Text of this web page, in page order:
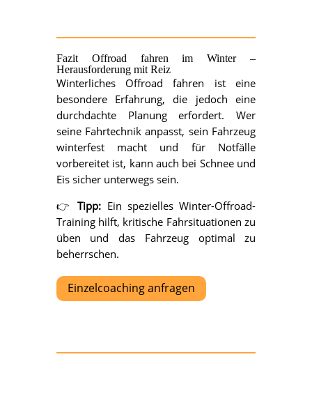
Fazit Offroad fahren im Winter –
Herausforderung mit Reiz
Winterliches Offroad fahren ist eine
besondere Erfahrung, die jedoch eine
durchdachte Planung erfordert. Wer
seine Fahrtechnik anpasst, sein Fahrzeug
winterfest macht und für Notfälle
vorbereitet ist, kann auch bei Schnee und
Eis sicher unterwegs sein.
👉Tipp: Ein spezielles Winter-Offroad-
Training hilft, kritische Fahrsituationen zu
üben und das Fahrzeug optimal zu
beherrschen.
Einzelcoaching anfragen